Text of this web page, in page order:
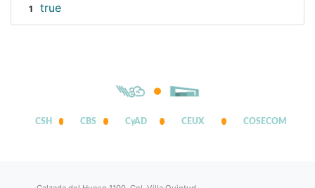
1 true
CSH CBS CyAD CEUX COSECOM